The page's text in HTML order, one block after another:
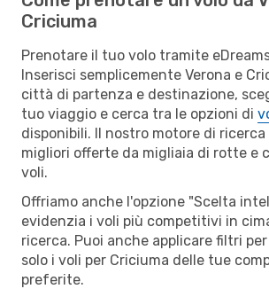
Criciuma
Prenotare il tuo volo tramite
Inserisci semplicemente Verona e
città di partenza e destinazione,
tuo viaggio e cerca tra le opzioni di
disponibili. Il nostro motore di
migliori offerte da migliaia di rotte e
voli.
Offriamo anche l'opzione "Scelta
evidenzia i voli più competitivi in
ricerca. Puoi anche applicare filtri
solo i voli per Criciuma delle tue
preferite.